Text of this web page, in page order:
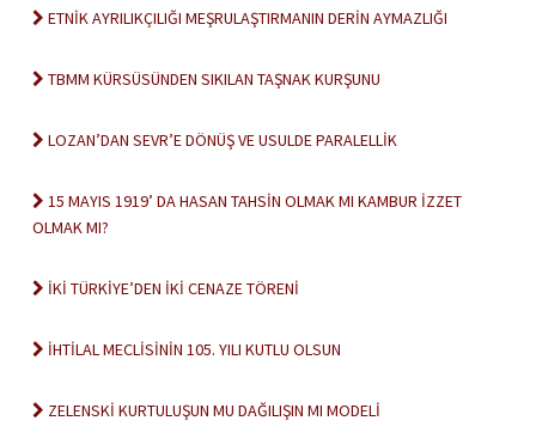
ETNİK AYRILIKÇILIĞI MEŞRULAŞTIRMANIN DERİN AYMAZLIĞI
TBMM KÜRSÜSÜNDEN SIKILAN TAŞNAK KURŞUNU
LOZAN’DAN SEVR’E DÖNÜŞ VE USULDE PARALELLİK
15 MAYIS 1919’ DA HASAN TAHSİN OLMAK MI KAMBUR İZZET
OLMAK MI?
İKİ TÜRKİYE’DEN İKİ CENAZE TÖRENİ
İHTİLAL MECLİSİNİN 105. YILI KUTLU OLSUN
ZELENSKİ KURTULUŞUN MU DAĞILIŞIN MI MODELİ